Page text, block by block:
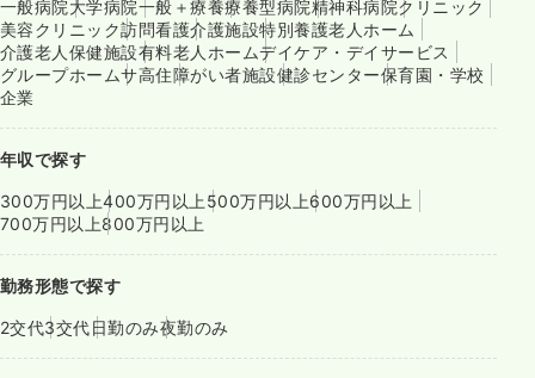
一般病院大学病院一般＋療養療養型病院精神科病院クリニック
美容クリニック訪問看護介護施設特別養護老人ホーム
介護老人保健施設有料老人ホームデイケア・デイサービス
グループホームサ高住障がい者施設健診センター保育園・学校
企業
年収で探す
300万円以上400万円以上 500万円以上600万円以上
700万円以上800万円以上
勤務形態で探す
2交代3交代日勤のみ夜勤のみ